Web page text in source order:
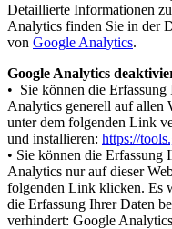
Detaillierte Informationen
Analytics finden Sie in der
von Google Analytics.
Google Analytics
• Sie können die
Analytics generell auf allen
unter dem folgenden Link
und installieren: https://
• Sie können die Erfassung
Analytics nur auf dieser
folgenden Link klicken. Es
die Erfassung Ihrer Daten
verhindert: Google